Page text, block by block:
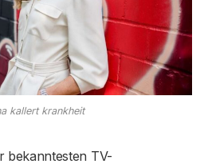
kallert krankheit
bekanntesten TV-